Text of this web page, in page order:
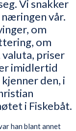
Vi snakker
vår.
om
om
priser
imidlertid
den, i
i Fiskebåt.
han blant annet